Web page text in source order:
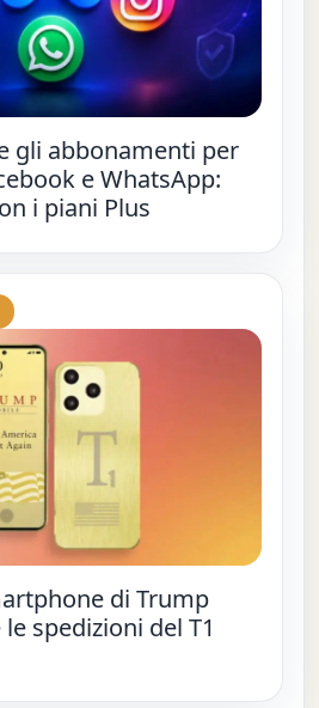
gli abbonamenti per
e WhatsApp:
i piani Plus
di Trump
spedizioni del T1